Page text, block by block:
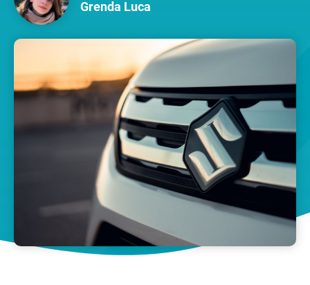
Grenda Luca